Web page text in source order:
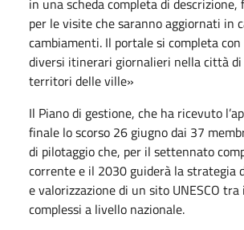
per le visite che saranno aggiornati in
cambiamenti. Il portale si completa
diversi itinerari giornalieri nella città di
territori delle ville»
Il Piano di gestione, che ha ricevuto
finale lo scorso 26 giugno dai 37
di pilotaggio che, per il settennato
corrente e il 2030 guiderà la strategia
e valorizzazione di un sito UNESCO
complessi a livello nazionale.